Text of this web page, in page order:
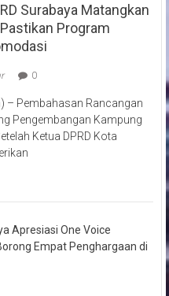
Surabaya Matangkan
Program
0
– Pembahasan Rancangan
Pengembangan Kampung
Ketua DPRD Kota
Apresiasi One Voice
Empat Penghargaan di